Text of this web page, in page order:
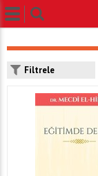
Filtrele